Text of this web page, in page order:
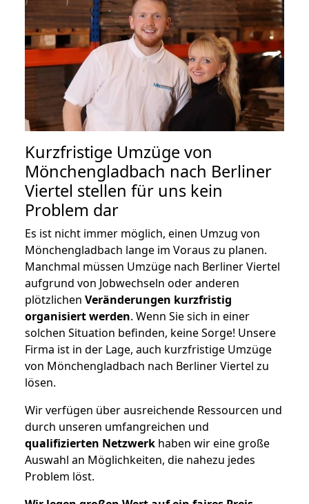
Kurzfristige Umzüge von
Mönchengladbach nach Berliner
Viertel stellen für uns kein
Problem dar
Es ist nicht immer möglich, einen Umzug von
Mönchengladbach lange im Voraus zu planen.
Manchmal müssen Umzüge nach Berliner Viertel
aufgrund von Jobwechseln oder anderen
plötzlichen Veränderungen kurzfristig
organisiert werden. Wenn Sie sich in einer
solchen Situation befinden, keine Sorge! Unsere
Firma ist in der Lage, auch kurzfristige Umzüge
von Mönchengladbach nach Berliner Viertel zu
lösen.
Wir verfügen über ausreichende Ressourcen und
durch unseren umfangreichen und
qualifizierten Netzwerk haben wir eine große
Auswahl an Möglichkeiten, die nahezu jedes
Problem löst.